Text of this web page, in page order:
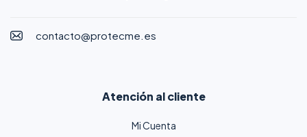
contacto@protecme.es
Atención al cliente
Mi Cuenta